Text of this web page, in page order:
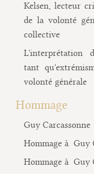
Kelsen, lecteur
de la volonté
collective
L'interprétation
tant
volonté générale
Hommage
Guy Carcassonne
Hommage à Guy
Hommage à Guy